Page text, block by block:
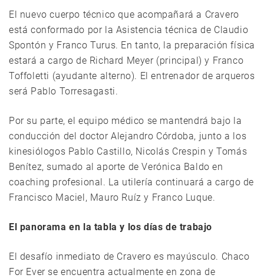
El nuevo cuerpo técnico que acompañará a Cravero
está conformado por la Asistencia técnica de Claudio
Spontón y Franco Turus. En tanto, la preparación física
estará a cargo de Richard Meyer (principal) y Franco
Toffoletti (ayudante alterno). El entrenador de arqueros
será Pablo Torresagasti.
Por su parte, el equipo médico se mantendrá bajo la
conducción del doctor Alejandro Córdoba, junto a los
kinesiólogos Pablo Castillo, Nicolás Crespin y Tomás
Benítez, sumado al aporte de Verónica Baldo en
coaching profesional. La utilería continuará a cargo de
Francisco Maciel, Mauro Ruíz y Franco Luque.
El panorama en la tabla y los días de trabajo
El desafío inmediato de Cravero es mayúsculo. Chaco
For Ever se encuentra actualmente en zona de